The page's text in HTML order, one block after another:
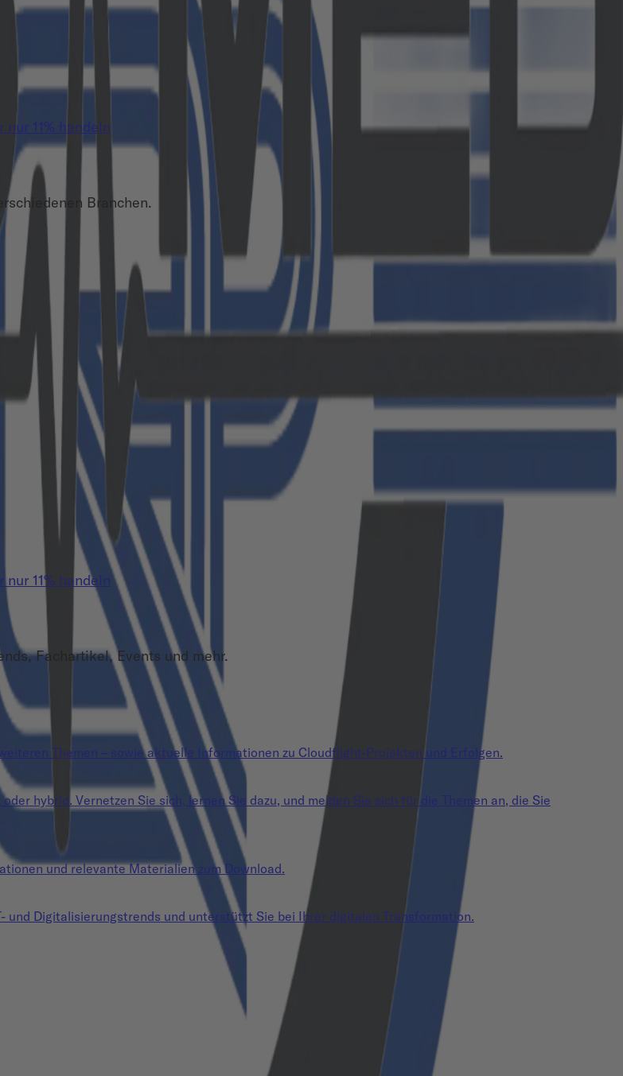
11% handeln
Branchen.
11% handeln
Fachartikel, Events und mehr.
Themen – sowie aktuelle Informationen zu Cloudflight-Projekten und Erfolgen.
hybrid. Vernetzen Sie sich, lernen Sie dazu, und melden Sie sich für die Themen an, die Sie
und relevante Materialien zum Download.
Digitalisierungstrends und unterstützt Sie bei Ihrer digitalen Transformation.